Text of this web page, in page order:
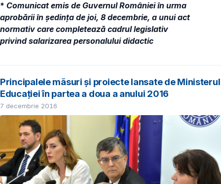
* Comunicat emis de Guvernul României în urma
aprobării în ședința de joi, 8 decembrie, a unui act
normativ care completează cadrul legislativ
privind salarizarea personalului didactic
Principalele măsuri și proiecte lansate de Ministerul
Educației în partea a doua a anului 2016
7 decembrie 2016